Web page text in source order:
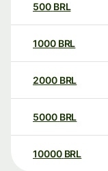
500 BRL
1000 BRL
2000 BRL
5000 BRL
10000 BRL